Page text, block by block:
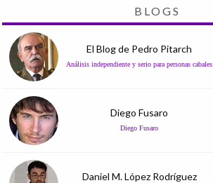
BLOGS
El Blog de Pedro Pitarch
Análisis independiente y serio para personas cabales
Diego Fusaro
Diego Fusaro
Daniel M. López Rodríguez